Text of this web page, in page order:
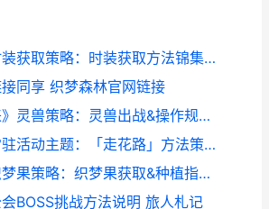
《织梦森林》时装获取策略：时装获取方法锦集 织梦岛 森林
同享 织梦森林官网链接
《星辰变：归来》灵兽策略：灵兽出战&操作规则 《星辰变:归来》手游
《织梦森林》常驻活动主题：「走花路」方法策略详细解答 织梦人学会暖暖的梦境必备
《织梦森林》织梦果策略：织梦果获取&种植指导 《织梦人》
会BOSS挑战方法说明 旅人札记